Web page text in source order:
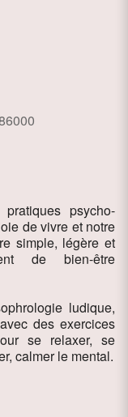
psycho-
de vivre et notre
simple, légère et
de bien-être
ludique,
des exercices
se relaxer, se
calmer le mental.